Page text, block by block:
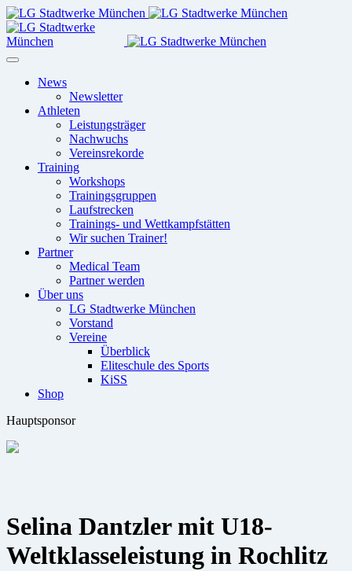
News
Newsletter
Athleten
Leistungsträger
Nachwuchs
Vereinsrekorde
Training
Workshops
Trainingsgruppen
Laufstrecken
Trainings- und Wettkampfstätten
Wir suchen Trainer!
Partner
Medical Team
Partner werden
Über uns
LG Stadtwerke München
Vorstand
Vereine
Überblick
Eliteschule des Sports
KiSS
Shop
Hauptsponsor
Selina Dantzler mit U18-
Weltklasseleistung in Rochlitz